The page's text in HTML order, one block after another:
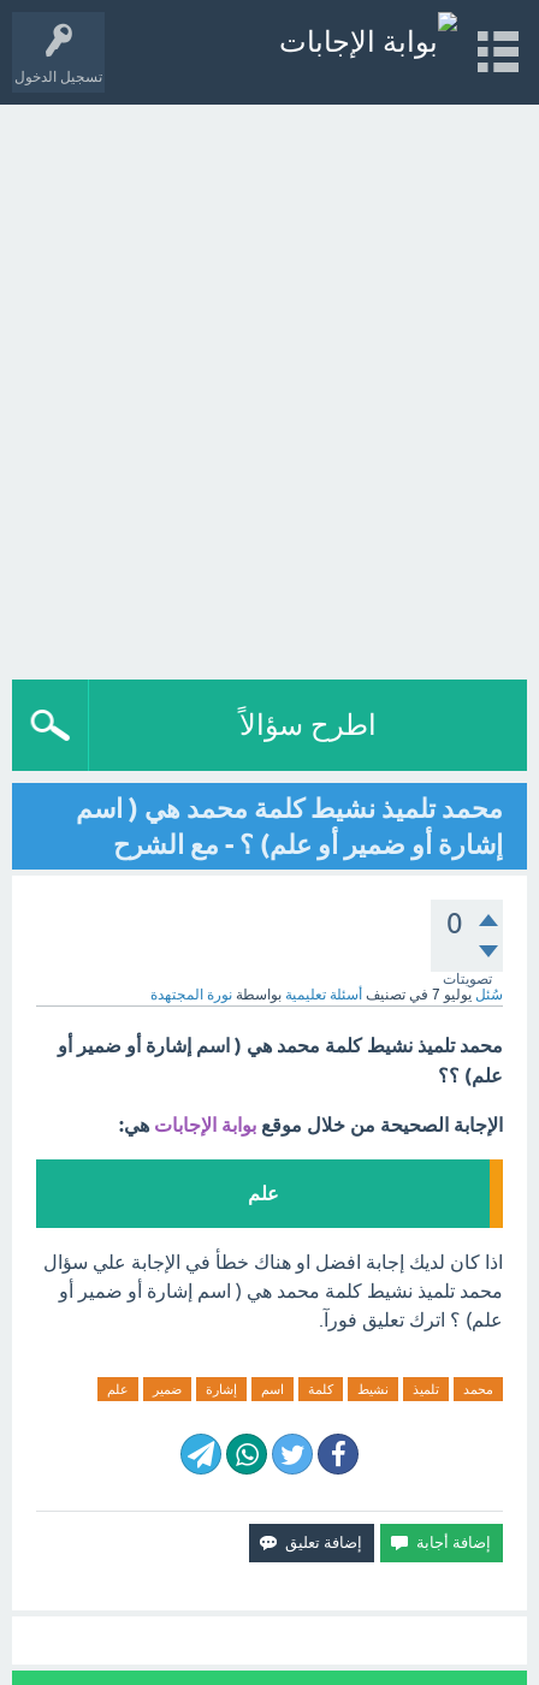
تسجيل الدخول
اطرح سؤالاً
محمد تلميذ نشيط كلمة محمد هي ( اسم
إشارة أو ضمير أو علم) ؟ - مع الشرح
0
تصويتات
سُئل يوليو 7 في تصنيف أسئلة تعليمية بواسطة نورة المجتهدة
محمد تلميذ نشيط كلمة محمد هي ( اسم إشارة أو ضمير أو
علم) ؟؟
الإجابة الصحيحة من خلال موقع بوابة الإجابات هي:
علم
اذا كان لديك إجابة افضل او هناك خطأ في الإجابة علي سؤال
محمد تلميذ نشيط كلمة محمد هي ( اسم إشارة أو ضمير أو
علم) ؟ اترك تعليق فورآ.
محمد تلميذ نشيط كلمة اسم إشارة ضمير علم